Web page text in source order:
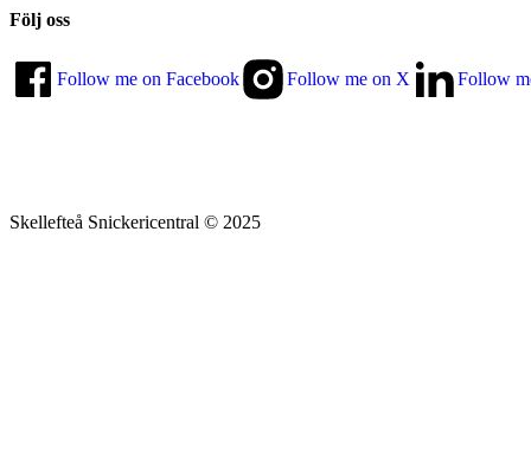
Följ oss
Follow me on Facebook Follow me on X Follow
Skellefteå Snickericentral © 2025